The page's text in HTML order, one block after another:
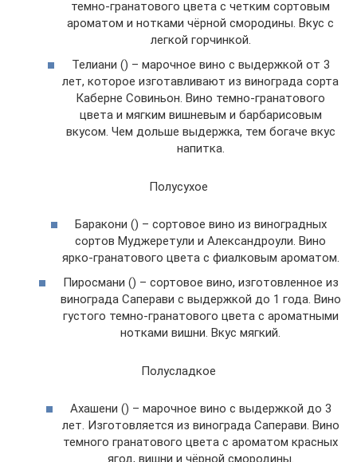
темно-гранатового цвета с четким сортовым
ароматом и нотками чёрной смородины. Вкус с
легкой горчинкой.
Телиани () – марочное вино с выдержкой от 3
лет, которое изготавливают из винограда сорта
Каберне Совиньон. Вино темно-гранатового
цвета и мягким вишневым и барбарисовым
вкусом. Чем дольше выдержка, тем богаче вкус
напитка.
Полусухое
Баракони () – сортовое вино из виноградных
сортов Муджеретули и Александроули. Вино
ярко-гранатового цвета с фиалковым ароматом.
Пиросмани () – сортовое вино, изготовленное из
винограда Саперави с выдержкой до 1 года. Вино
густого темно-гранатового цвета с ароматными
нотками вишни. Вкус мягкий.
Полусладкое
Ахашени () – марочное вино с выдержкой до 3
лет. Изготовляется из винограда Саперави. Вино
темного гранатового цвета с ароматом красных
ягод, вишни и чёрной смородины.